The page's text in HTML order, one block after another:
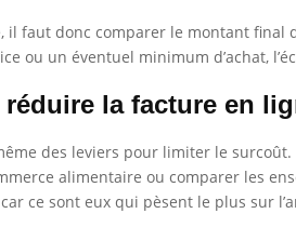
il faut donc comparer le montant
ou un éventuel minimum d’achat,
réduire la facture en
des leviers pour limiter le
alimentaire ou comparer les
ce sont eux qui pèsent le plus sur